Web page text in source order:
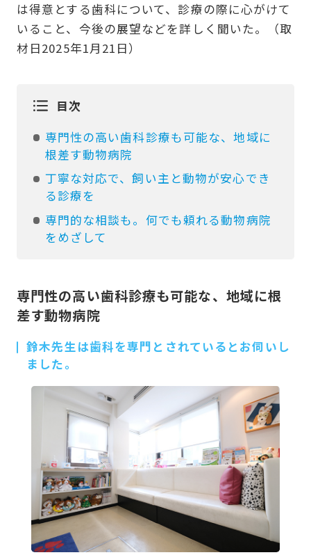
は得意とする歯科について、診療の際に心がけて
いること、今後の展望などを詳しく聞いた。（取
材日2025年1月21日）
目次
専門性の高い歯科診療も可能な、地域に
根差す動物病院
丁寧な対応で、飼い主と動物が安心でき
る診療を
専門的な相談も。何でも頼れる動物病院
をめざして
専門性の高い歯科診療も可能な、地域に根
差す動物病院
鈴木先生は歯科を専門とされているとお伺いし
ました。